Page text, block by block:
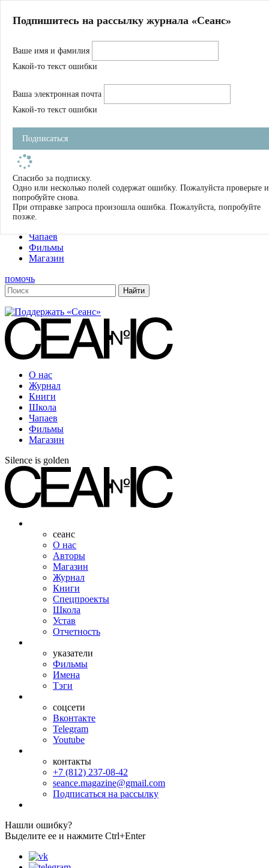
Магазин
Журнал
Школа
Устав
Фильмы
Имена
Тэги
О нас
Журнал
Книги
Чапаев
Фильмы
Магазин
помочь
О нас
Журнал
Книги
Школа
Чапаев
Фильмы
Магазин
Silence is golden
сеанс
О нас
Авторы
Магазин
Журнал
Книги
Спецпроекты
Школа
Устав
Отчетность
указатели
Фильмы
Имена
Тэги
соцсети
Вконтакте
Telegram
Youtube
контакты
+7 (812) 237-08-42
seance.magazine@gmail.com
Подписаться на рассылку
Подпишитесь на рассылку журнала «Сеанс»
Ваше имя и фамилия
Какой-то текст ошибки
Ваша электронная почта
Какой-то текст ошибки
Подписаться
Спасибо за подписку.
Одно или несколько полей содержат ошибку. Пожалуйста проверьте и
попробуйте снова.
При отправке запроса произошла ошибка. Пожалуйста, попробуйте
позже.
Нашли ошибку?
Выделите ее и нажмите Ctrl+Enter